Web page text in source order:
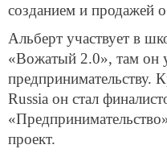
созданием и продажей
Альберт участвует в
«Вожатый 2.0», там он
предпринимательству.
Russia он стал
проект.